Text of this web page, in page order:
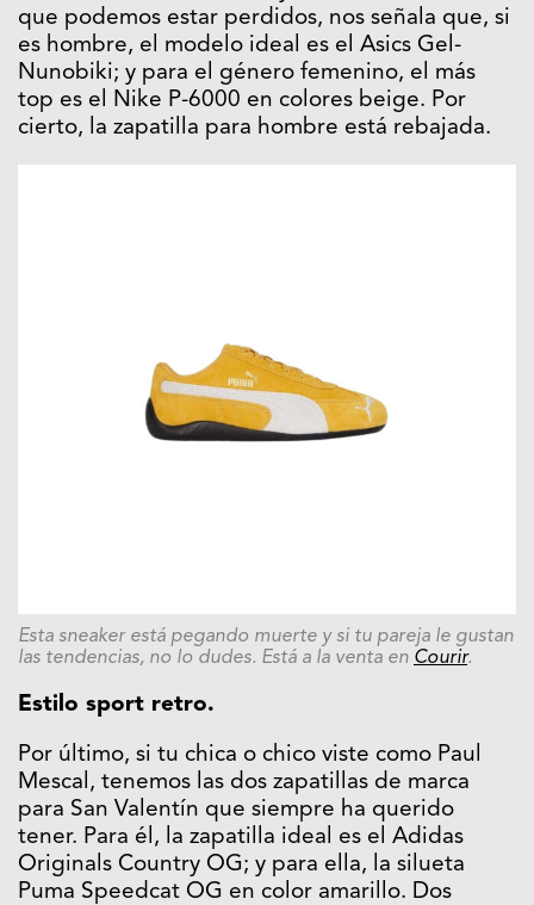
que podemos estar perdidos, nos señala que, si
es hombre, el modelo ideal es el Asics Gel-
Nunobiki; y para el género femenino, el más
top es el Nike P-6000 en colores beige. Por
cierto, la zapatilla para hombre está rebajada.
Esta sneaker está pegando muerte y si tu pareja le gustan
las tendencias, no lo dudes. Está a la venta en Courir.
Estilo sport retro.
Por último, si tu chica o chico viste como Paul
Mescal, tenemos las dos zapatillas de marca
para San Valentín que siempre ha querido
tener. Para él, la zapatilla ideal es el Adidas
Originals Country OG; y para ella, la silueta
Puma Speedcat OG en color amarillo. Dos